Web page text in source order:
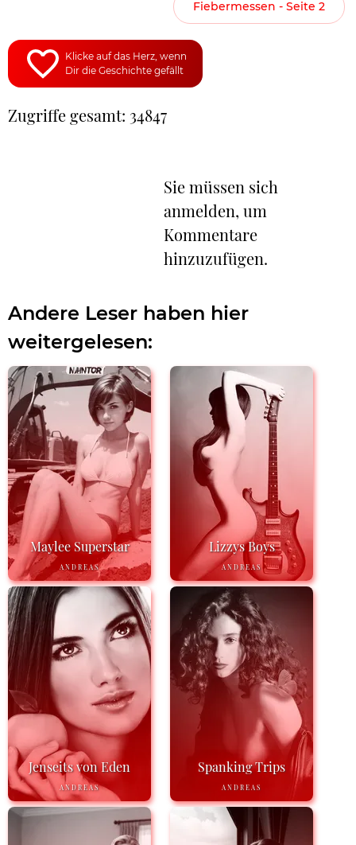
Fiebermessen - Seite 2
Klicke auf das Herz, wenn
Dir die Geschichte gefällt
Zugriffe gesamt: 34847
Sie müssen sich
anmelden, um
Kommentare
hinzuzufügen.
Andere Leser haben hier
weitergelesen:
Maylee Superstar
ANDREAS
Lizzys Boys
ANDREAS
Jenseits von Eden
ANDREAS
Spanking Trips
ANDREAS